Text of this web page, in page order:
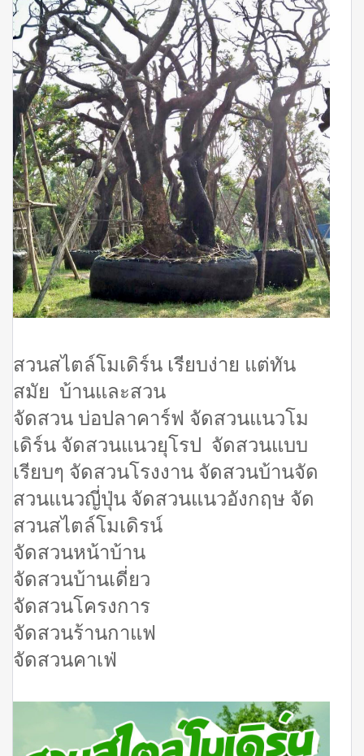
สวนสไตล์โมเดิร์น เรียบง่าย แต่ทัน
สมัย บ้านและสวน
จัดสวน บ่อปลาคาร์ฟ จัดสวนแนวโม
เดิร์น จัดสวนแนวยุโรป จัดสวนแบบ
เรียบๆ จัดสวนโรงงาน จัดสวนบ้านจัด
สวนแนวญี่ปุ่น จัดสวนแนวอังกฤษ จัด
สวนสไตล์โมเดิรน์
จัดสวนหน้าบ้าน
จัดสวนบ้านเดี่ยว
จัดสวนโครงการ
จัดสวนร้านกาแฟ
จัดสวนคาเฟ่